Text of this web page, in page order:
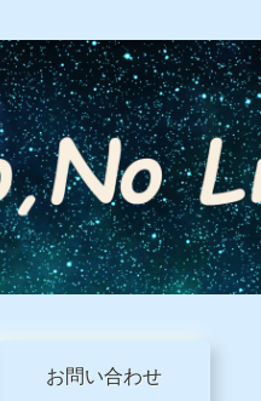
お問い合わせ